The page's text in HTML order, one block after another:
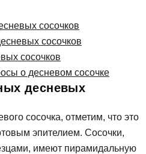
сосочков
сосочков
сосочков
о десневом сосочке
десневых
сосочка, отметим, что это
эпителием. Сосочки,
имеют пирамидальную